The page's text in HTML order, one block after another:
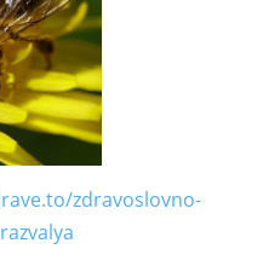
zdravoslovno-